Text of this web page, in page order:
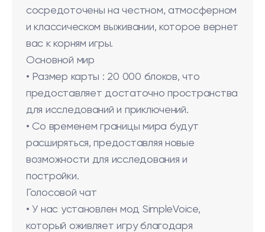
сосредоточены на честном, атмосферном
и классическом выживании, которое вернет
вас к корням игры.
Основной мир
• Размер карты : 20 000 блоков, что
предоставляет достаточно пространства
для исследований и приключений.
• Со временем границы мира будут
расширяться, предоставляя новые
возможности для исследования и
постройки.
Голосовой чат
• У нас установлен мод SimpleVoice,
который оживляет игру благодаря